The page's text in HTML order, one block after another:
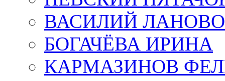
ВАСИЛИЙ
БОГАЧЁВА ИРИНА
КАРМАЗИНОВ